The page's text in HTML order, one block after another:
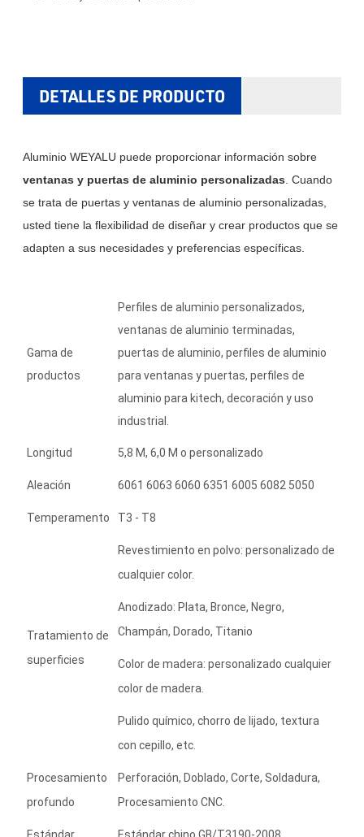
DETALLES DE PRODUCTO
Aluminio WEYALU puede proporcionar información sobre
ventanas y puertas de aluminio personalizadas . Cuando
se trata de puertas y ventanas de aluminio personalizadas,
usted tiene la flexibilidad de diseñar y crear productos que se
adapten a sus necesidades y preferencias específicas.
Gama de
productos
Perfiles de aluminio personalizados,
ventanas de aluminio terminadas,
puertas de aluminio, perfiles de aluminio
para ventanas y puertas, perfiles de
aluminio para kitech, decoración y uso
industrial.
Longitud 5,8 M, 6,0 M o personalizado
Aleación 6061 6063 6060 6351 6005 6082 5050
Temperamento T3 - T8
Tratamiento de
superficies
Revestimiento en polvo: personalizado de
cualquier color.
Anodizado: Plata, Bronce, Negro,
Champán, Dorado, Titanio
Color de madera: personalizado cualquier
color de madera.
Pulido químico, chorro de lijado, textura
con cepillo, etc.
Procesamiento
profundo
Perforación, Doblado, Corte, Soldadura,
Procesamiento CNC.
Estándar Estándar chino GB/T3190-2008